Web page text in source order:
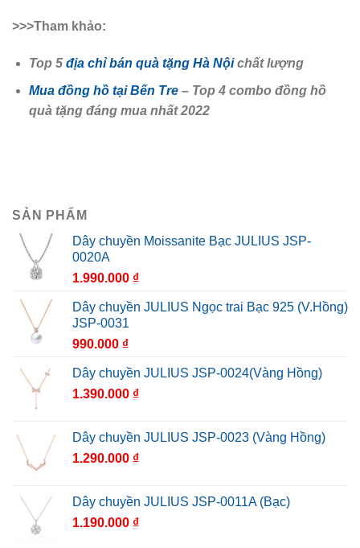
>>>Tham khảo:
Top 5 địa chỉ bán quà tặng Hà Nộichất lượng
Mua đồng hồ tại Bến Tre– Top 4 combo đồng hồ
quà tặng đáng mua nhất 2022
SẢN PHẨM
Dây chuyền Moissanite Bạc JULIUS JSP-
0020A
1.990.000 ₫
Dây chuyền JULIUS Ngọc trai Bạc 925 (V.Hồng)
JSP-0031
990.000 ₫
Dây chuyền JULIUS JSP-0024(Vàng Hồng)
1.390.000 ₫
Dây chuyền JULIUS JSP-0023 (Vàng Hồng)
1.290.000 ₫
Dây chuyền JULIUS JSP-0011A (Bạc)
1.190.000 ₫